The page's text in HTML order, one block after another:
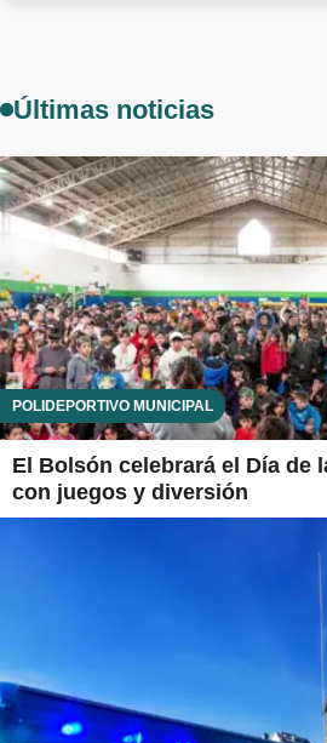
Últimas noticias
POLIDEPORTIVO MUNICIPAL
El Bolsón celebrará el Día de
con juegos y diversión